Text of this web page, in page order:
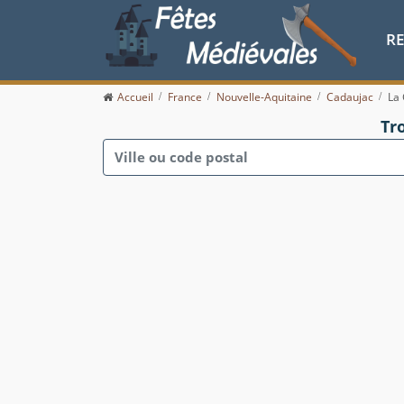
Accueil France Nouvelle-Aquitaine Cadaujac La